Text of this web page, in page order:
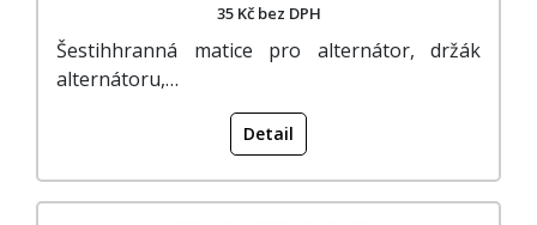
35 Kč bez DPH
Šestihhranná matice pro alternátor, držák
alternátoru,…
Detail